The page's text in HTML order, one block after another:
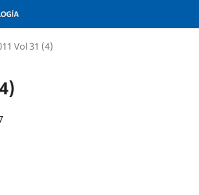
Vol 31 (4)